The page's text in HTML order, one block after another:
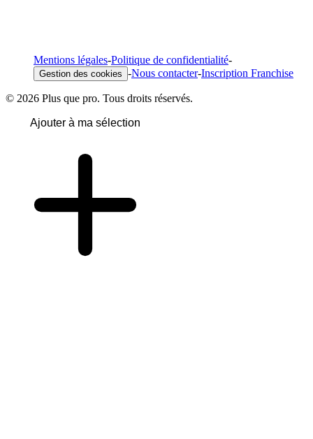
Mentions légales-Politique de confidentialité-
Gestion des cookies -Nous contacter-Inscription Franchise
© 2026 Plus que pro. Tous droits réservés.
Ajouter à ma sélection